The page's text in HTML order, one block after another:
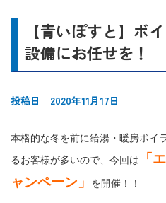
【青いぽすと】ボ
設備にお任せを！
投稿日 2020年11月17日
本格的な冬を前に給湯・暖房ボイ
るお客様が多いので、今回は
「
ャンペーン」
を開催！！